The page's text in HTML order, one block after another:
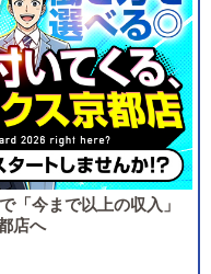
「今まで以上の収入」
店へ